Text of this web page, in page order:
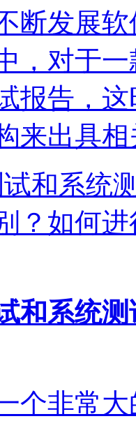
断发展
，对于
报告，
来出具
和系统
个非常